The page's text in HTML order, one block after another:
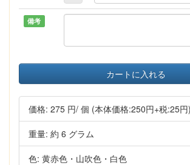
備考
カートに入れる
価格: 275 円/ 個 (本体価格:250円+税:25円)
重量: 約 6 グラム
色: 黄赤色・山吹色・白色